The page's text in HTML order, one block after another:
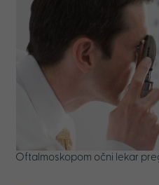
Oftalmoskopom očni lekar